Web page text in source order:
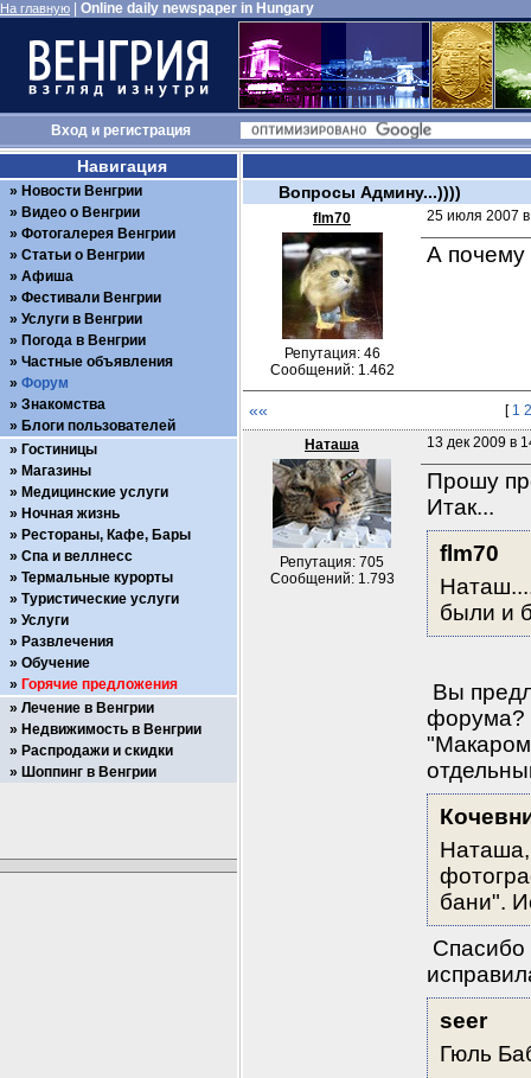
На главную Online daily newspaper in Hungary
Входи регистрация
Вопросы Админу...))))
flm70
Репутация: 46
Сообщений: 1.462
25 июля 2007
А почему
«« [ 1 2
Наташа
Репутация: 705
Сообщений: 1.793
13 дек 2009 в
Прошу
Итак...
flm70
были и
Вы
форума?
Наташа,
бани".
Спасибо
seer
Гюль
Навигация
Новости Венгрии
Видео о Венгрии
Фотогалерея Венгрии
Статьи о Венгрии
Афиша
Фестивали Венгрии
Услуги в Венгрии
Погода в Венгрии
Частные объявления
Форум
Знакомства
Блоги пользователей
Гостиницы
Магазины
Медицинские услуги
Ночная жизнь
Рестораны, Кафе, Бары
Спа и веллнесс
Термальные курорты
Туристические услуги
Услуги
Развлечения
Обучение
Горячие предложения
Лечение в Венгрии
Недвижимость в Венгрии
Распродажи и скидки
Шоппинг в Венгрии